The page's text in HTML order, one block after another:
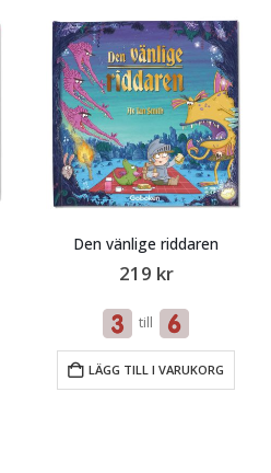
Den vänlige riddaren
219 kr
till
LÄGG TILL I VARUKORG